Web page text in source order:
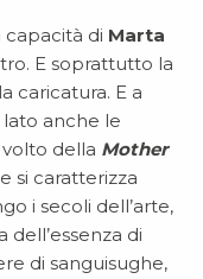
di Marta
E soprattutto la
caricatura. E a
anche le
della Mother
si caratterizza
i secoli dell’arte,
di
di sanguisughe,